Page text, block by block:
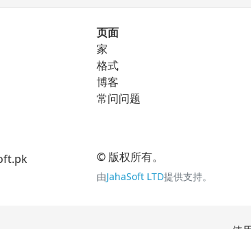
png 转换器
png 到 gif
页面
家
格式
博客
常问问题
© 版权所有。
由JahaSoft LTD提供支持。